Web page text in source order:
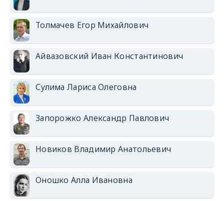
Толмачев Егор Михайлович
Айвазовский Иван Константинович
Сулима Лариса Олеговна
Запорожко Александр Павлович
Новиков Владимир Анатольевич
Оношко Алла Ивановна